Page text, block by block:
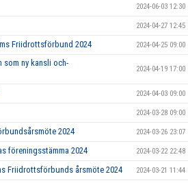
2024-06-03 12:30
2024-04-27 12:45
Friidrottsförbund 2024 2024-04-25 09:00
som ny kansli och-
2024-04-19 17:00
2024-04-03 09:00
2024-03-28 09:00
2024 2024-03-26 23:07
föreningsstämma 2024 2024-03-22 22:48
Friidrottsförbunds årsmöte 2024 2024-03-21 11:44